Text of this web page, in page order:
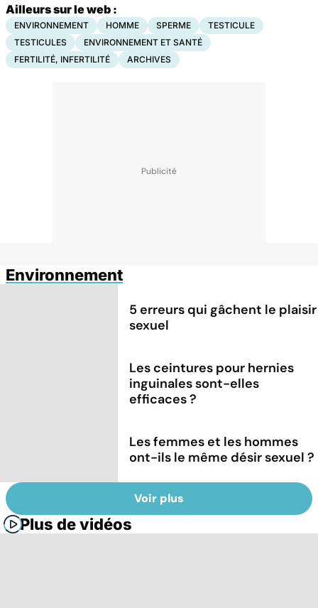
Ailleurs sur le web :
ENVIRONNEMENT HOMME SPERME
TESTICULE
TESTICULES
ENVIRONNEMENT ET SANTÉ
FERTILITÉ, INFERTILITÉ
ARCHIVES
Environnement
5 erreurs qui gâchent le plaisir
sexuel
Les ceintures pour hernies
inguinales sont-elles
efficaces ?
Les femmes et les hommes
ont-ils le même désir sexuel ?
Voir plus
Plus de vidéos